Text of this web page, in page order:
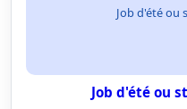
Job d'été ou
Job d'été ou